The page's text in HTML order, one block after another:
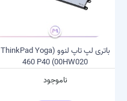
باتری لپ تاپ لنوو (ThinkPad Yoga
460 P40 (00HW020
ناموجود